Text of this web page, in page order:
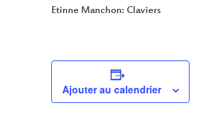
Etinne Manchon: Claviers
Ajouter au calendrier